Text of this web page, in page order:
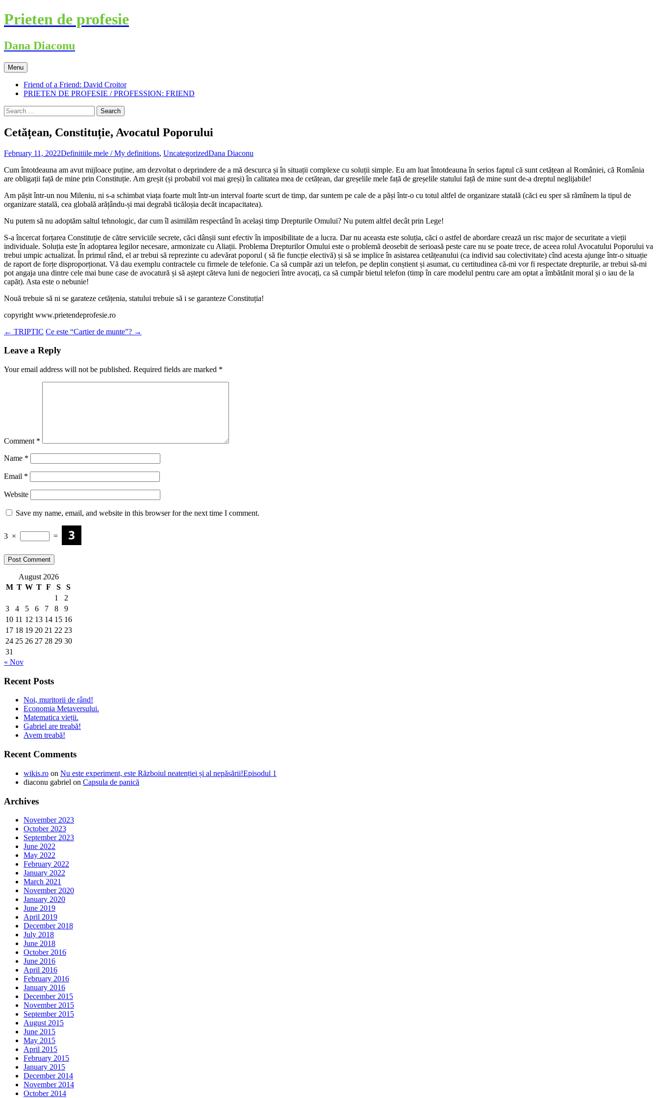
Skip
to
Prieten de profesie
Dana Diaconu
Menu
Friend of a Friend: David Croitor
PRIETEN DE PROFESIE / PROFESSION: FRIEND
Search
for:
Cetățean, Constituție, Avocatul Poporului
February 11, 2022Definitiile mele / My definitions, UncategorizedDana Diaconu
Cum întotdeauna am avut mijloace puține, am dezvoltat o deprindere de a mă descurca și în situații complexe cu soluții simple. Eu am luat întotdeauna în serios faptul că sunt cetățean al României, că România
are obligații față de mine prin Constituție. Am greșit (și probabil voi mai greși) în calitatea mea de cetățean, dar greșelile mele față de greșelile statului față de mine sunt de-a dreptul neglijabile!
Am pășit într-un nou Mileniu, ni s-a schimbat viața foarte mult într-un interval foarte scurt de timp, dar suntem pe cale de a păși într-o cu totul altfel de organizare statală (căci eu sper să rămînem la tipul de
organizare statală, cea globală arățându-și mai degrabă ticăloșia decăt incapacitatea).
Nu putem să nu adoptăm saltul tehnologic, dar cum îl asimilăm respectând în același timp Drepturile Omului? Nu putem altfel decât prin Lege!
S-a încercat forțarea Constituție de către serviciile secrete, căci dânșii sunt efectiv în imposibilitate de a lucra. Dar nu aceasta este soluția, căci o astfel de abordare crează un risc major de securitate a vieții
individuale. Soluția este în adoptarea legilor necesare, armonizate cu Aliații. Problema Drepturilor Omului este o problemă deosebit de serioasă peste care nu se poate trece, de aceea rolul Avocatului Poporului va
trebui umpic actualizat. În primul rând, el ar trebui să reprezinte cu adevărat poporul ( să fie funcție electivă) și să se implice în asistarea cetățeanului (ca individ sau colectivitate) cînd acesta ajunge într-o situație
de raport de forțe disproporționat. Vă dau exemplu contractele cu firmele de telefonie. Ca să cumpăr azi un telefon, pe deplin conștient și asumat, cu certitudinea că-mi vor fi respectate drepturile, ar trebui să-mi
pot angaja una dintre cele mai bune case de avocatură și să aștept căteva luni de negocieri între avocați, ca să cumpăr bietul telefon (timp în care modelul pentru care am optat a îmbătănit moral și o iau de la
capăt). Asta este o nebunie!
Nouă trebuie să ni se garateze cetățenia, statului trebuie să i se garanteze Constituția!
copyright www.prietendeprofesie.ro
Post
navigation
← TRIPTIC Ce este “Cartier de munte”? →
Leave a Reply
Your email address will not be published. Required fields are marked *
Comment *
Name *
Email *
Website
Save my name, email, and website in this browser for the next time I comment.
3 × =
August 2026
M T W T F S
S
1
2
3
4 5 6 7 8
9
10 11 12 13 14 15 16
17 18 19 20 21 22 23
24 25 26 27 28 29 30
31
« Nov
Recent Posts
Noi, muritorii de rând!
Economia Metaversului.
Matematica vieții.
Gabriel are treabă!
Avem treabă!
Recent Comments
wikis.ro on Nu este experiment, este Războiul neatenției și al nepăsării!Episodul 1
diaconu gabriel on Capsula de panică
Archives
November 2023
October 2023
September 2023
June 2022
May 2022
February 2022
January 2022
March 2021
November 2020
January 2020
June 2019
April 2019
December 2018
July 2018
June 2018
October 2016
June 2016
April 2016
February 2016
January 2016
December 2015
November 2015
September 2015
August 2015
June 2015
May 2015
April 2015
February 2015
January 2015
December 2014
November 2014
October 2014